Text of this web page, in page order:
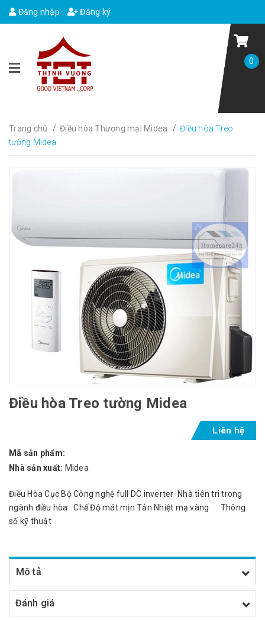
Đăng nhập Đăng ký
0
Trang chủ / Điều hòa Thương mại Midea / Điều hòa Treo
tường Midea
Điều hòa Treo tường Midea
Liên hệ
Mã sản phẩm:
Nhà sản xuất: Midea
Điều Hòa Cục Bộ Công nghệ full DC inverter Nhà tiên tri trong
ngành điều hòa Chế Độ mát mịn Tản Nhiệt mạ vàng Thông
số kỹ thuật
Mô tả
Đánh giá